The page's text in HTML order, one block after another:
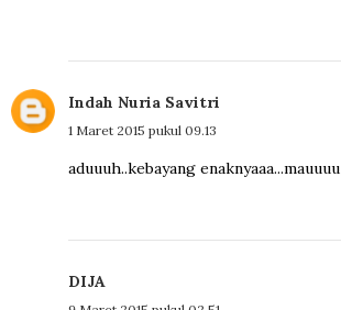
Indah Nuria Savitri
1 Maret 2015 pukul 09.13
aduuuh..kebayang enaknyaaa...mauuuu
DIJA